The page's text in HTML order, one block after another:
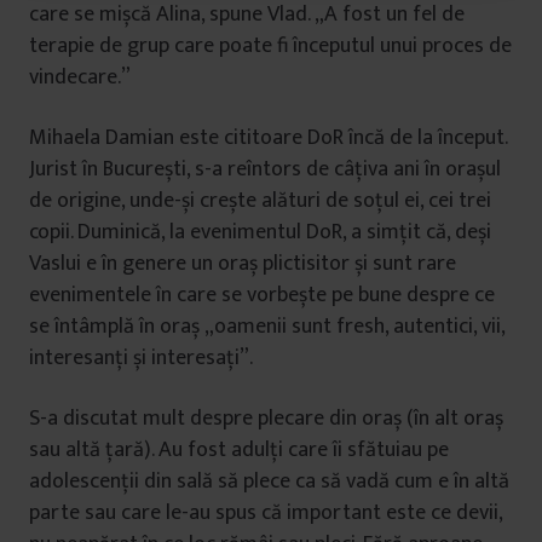
care se mișcă Alina, spune Vlad. „A fost un fel de
terapie de grup care poate fi începutul unui proces de
vindecare.”
Mihaela Damian este cititoare DoR încă de la început.
Jurist în București, s-a reîntors de câțiva ani în orașul
de origine, unde-și crește alături de soțul ei, cei trei
copii. Duminică, la evenimentul DoR, a simțit că, deși
Vaslui e în genere un oraș plictisitor și sunt rare
evenimentele în care se vorbește pe bune despre ce
se întâmplă în oraș „oamenii sunt fresh, autentici, vii,
interesanți și interesați”.
S-a discutat mult despre plecare din oraș (în alt oraș
sau altă țară). Au fost adulți care îi sfătuiau pe
adolescenții din sală să plece ca să vadă cum e în altă
parte sau care le-au spus că important este ce devii,